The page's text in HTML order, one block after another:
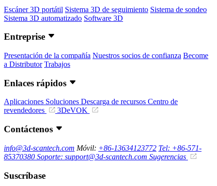
Escáner 3D portátil Sistema 3D de seguimiento Sistema de sondeo
Sistema 3D automatizado Software 3D
Entreprise
Presentación de la compañía Nuestros socios de confianza Become
a Distributor Trabajos
Enlaces rápidos
Aplicaciones Soluciones Descarga de recursos Centro de
revendedores
3DeVOK
Contáctenos
info@3d-scantech.com Móvil: +86-13634123772 Tel: +86-571-
85370380 Soporte: support@3d-scantech.com Sugerencias
Suscríbase